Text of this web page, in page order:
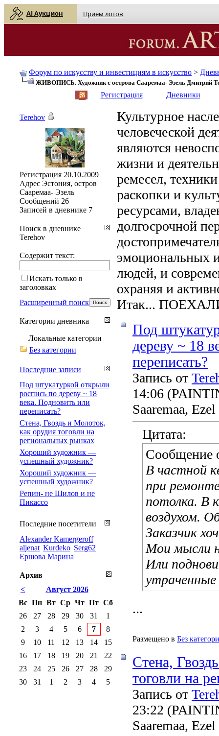
AI Аукцион Прием лотов
Форум по искусству и инвестициям в искусство >
ЖИВОПИСЬ. Художник с острова Сааремаа- Эзель Дмитрий
Регистрация Дневники
Культурное
человеческой
являются
жизни и
ремесел,
раскопки и
ресурсами,
долгосрочной
эмоциональных
людей, и
охраняя и
Итак...
Под
дереву ~ 18
переписать?
Запись от
14:06
Saaremaa,
Цитата:
Сообщение
В частной
при
потолка. В
воздухом.
Заказчик
Мои мысли
Или
...
Размещено в Без
Стена,
тоговли на
Запись от
23:22
Saaremaa,
Terehov
Регистрация 20.10.2009
Адрес Эстония, остров
Сааремаа- Эзель
Сообщений 26
Записей в дневнике 7
Поиск в дневнике
Terehov
Содержит текст:
Искать только в
заголовках
Расширенный поиск
Категории дневника
Локальные категории
Без категории
Последние записи
Под штукатуркой открыли
роспись по дереву ~ 18
века. Подновить или
переписать?
Стена, Гвоздь и Молоток,
как орудия тоговли на
региональных рынках
Хороший художник —
успешный художник?
Хороший художник —
успешный художник?
Репин- не Шилов и не
Пикассо
Последние посетители
Alexander Kamergeroff
aljenat Kurdeko Serg62
Ершова Марина
Архив
<
Август 2026
Вс Пн Вт Ср Чт Пт Сб
26
27 28 29 30 31
1
2
3 4 5 6 7
8
9
10 11 12 13 14
15
16
17 18 19 20 21
22
23
24 25 26 27 28
29
30
31 1 2 3 4 5